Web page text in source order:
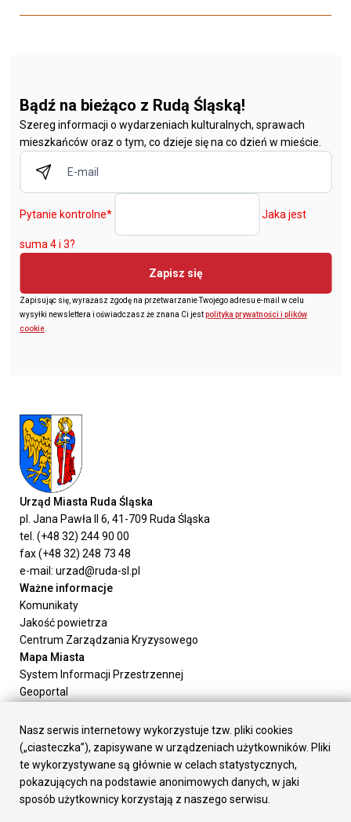
Bądź na bieżąco z Rudą Śląską!
Szereg informacji o wydarzeniach kulturalnych, sprawach
mieszkańców oraz o tym, co dzieje się na co dzień w mieście.
Pytanie kontrolne* Jaka jest
suma 4 i 3?
Zapisz się
Zapisując się, wyrażasz zgodę na przetwarzanie Twojego adresu e-mail w celu
wysyłki newslettera i oświadczasz że znana Ci jestpolityka prywatności i plików
cookie.
Urząd Miasta Ruda Śląska
pl. Jana Pawła II 6, 41-709 Ruda Śląska
tel. (+48 32) 244 90 00
fax (+48 32) 248 73 48
e-mail: urzad@ruda-sl.pl
Ważne informacje
Komunikaty
Jakość powietrza
Centrum Zarządzania Kryzysowego
Mapa Miasta
System Informacji Przestrzennej
Geoportal
Załatw sprawę
Prezydent Miasta
Rada Miasta
Wydziały
Elektroniczna Skrzynka Podawcza
Nasz serwis internetowy wykorzystuje tzw. pliki cookies
(„ciasteczka”), zapisywane w urządzeniach użytkowników. Pliki
te wykorzystywane są głównie w celach statystycznych,
pokazujących na podstawie anonimowych danych, w jaki
sposób użytkownicy korzystają z naszego serwisu.